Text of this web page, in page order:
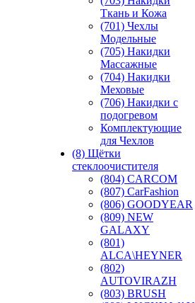
Ткань и Кожа
(701) Чехлы
Модельные
(705) Накидки
Массажные
(704) Накидки
Меховые
(706) Накидки с
подогревом
Комплектующие
для Чехлов
(8) Щётки
стеклоочистителя
(804) CARCOM
(807) CarFashion
(806) GOODYEAR
(809) NEW
GALAXY
(801)
ALCA\HEYNER
(802)
AUTOVIRAZH
(803) BRUSH